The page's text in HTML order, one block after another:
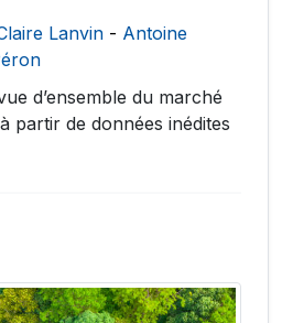
Lanvin - Antoine
d’ensemble du marché
partir de données inédites